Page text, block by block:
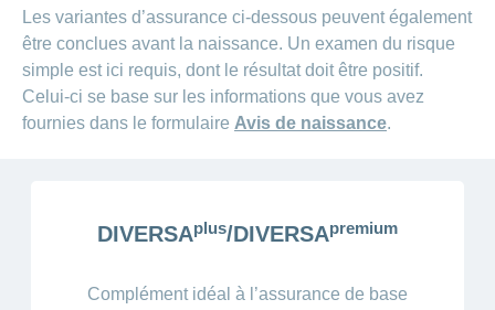
Les variantes d’assurance ci-dessous peuvent également
être conclues avant la naissance. Un examen du risque
simple est ici requis, dont le résultat doit être positif.
Celui-ci se base sur les informations que vous avez
fournies dans le formulaire Avis de naissance.
DIVERSAplus/DIVERSApremium
Complément idéal à l’assurance de base